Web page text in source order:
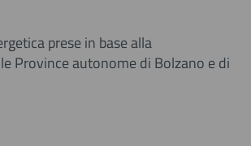
prese in base alla
Province autonome di Bolzano e di